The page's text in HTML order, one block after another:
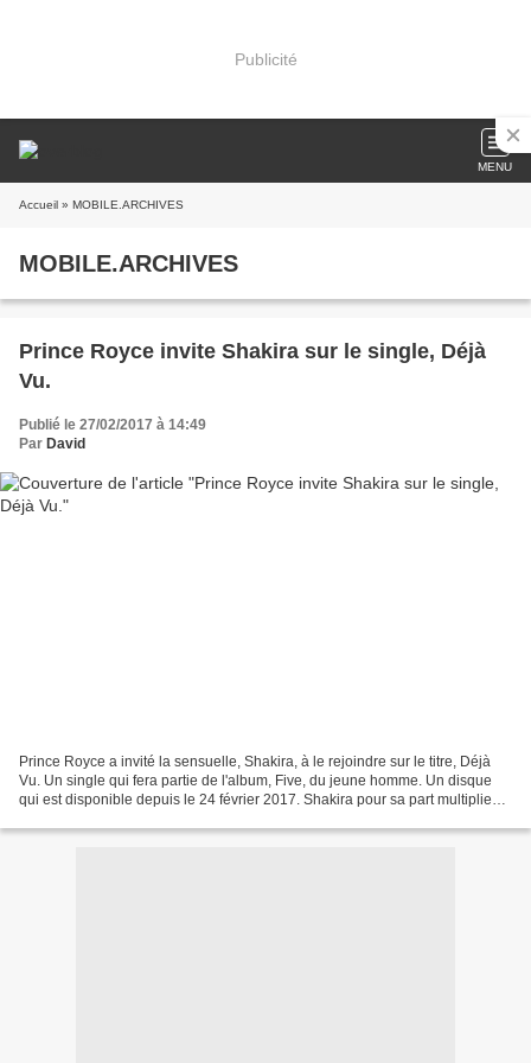
Publicité
MENU
Accueil » MOBILE.ARCHIVES
MOBILE.ARCHIVES
Prince Royce invite Shakira sur le single, Déjà
Vu.
Publié le 27/02/2017 à 14:49
Par David
Prince Royce a invité la sensuelle, Shakira, à le rejoindre sur le titre, Déjà
Vu. Un single qui fera partie de l'album, Five, du jeune homme. Un disque
qui est disponible depuis le 24 février 2017. Shakira pour sa part multiplie